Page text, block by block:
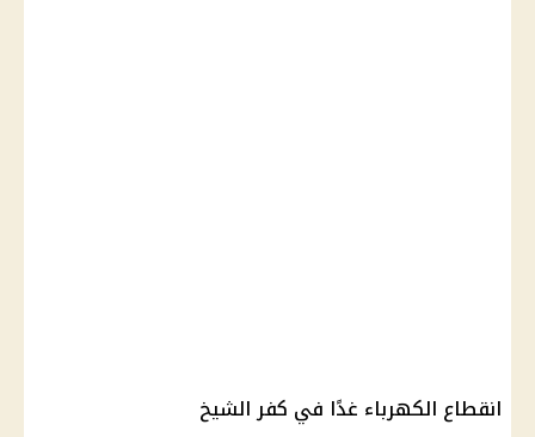
انقطاع الكهرباء غدًا في كفر الشيخ